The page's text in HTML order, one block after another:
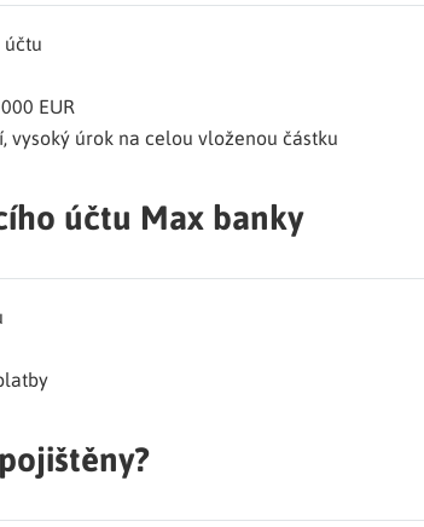
účtu
EUR
vysoký úrok na celou vloženou částku
účtu Max banky